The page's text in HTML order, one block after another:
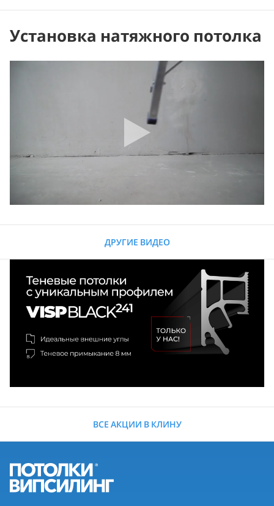
Установка натяжного потолка
ДРУГИЕ ВИДЕО
ВСЕ АКЦИИ В КЛИНУ